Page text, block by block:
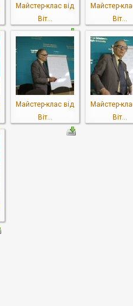
Майстер-клас від
Віт...
Майстер-
Віт...
Майстер-клас від
Віт...
Майстер-
Віт...